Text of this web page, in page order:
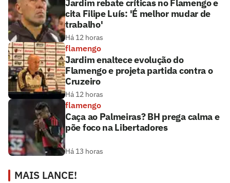
Jardim rebate críticas no Flamengo e
cita Filipe Luís: 'É melhor mudar de
trabalho'
Há 12 horas
flamengo
Jardim enaltece evolução do
Flamengo e projeta partida contra o
Cruzeiro
Há 12 horas
flamengo
Caça ao Palmeiras? BH prega calma e
põe foco na Libertadores
Há 13 horas
MAIS LANCE!